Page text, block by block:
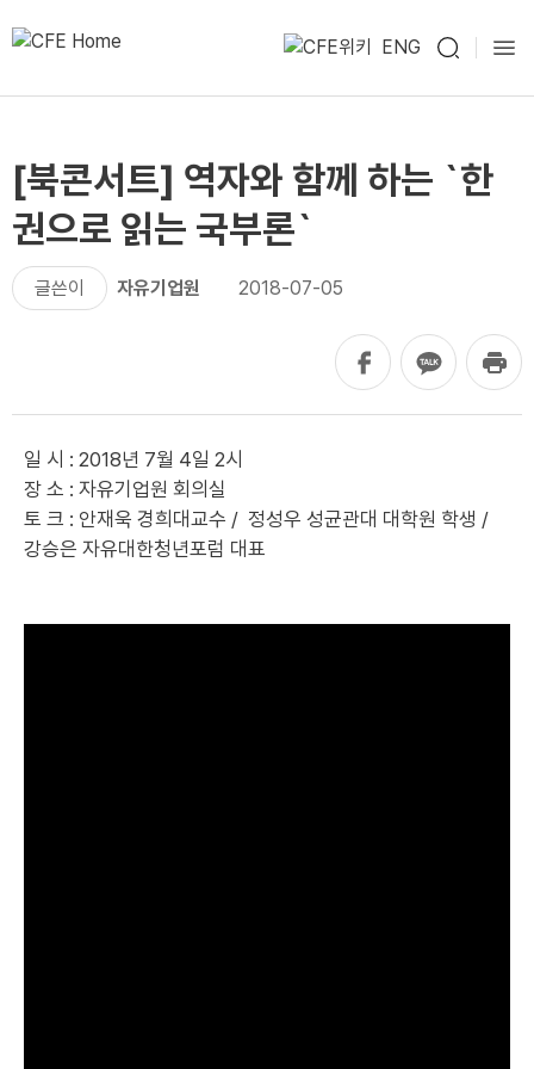
ENG
[북콘서트] 역자와 함께 하는 `한
권으로 읽는 국부론`
글쓴이 자유기업원 2018-07-05
일 시 : 2018년 7월 4일 2시
장 소 : 자유기업원 회의실
토 크 : 안재욱 경희대교수 / 정성우 성균관대 대학원 학생 /
강승은 자유대한청년포럼 대표